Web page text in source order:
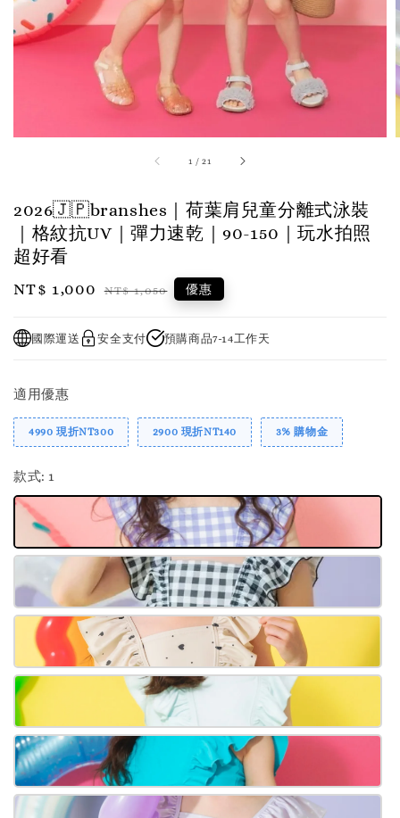
1 /21
2026🇯🇵branshes｜荷葉肩兒童分離式泳裝
｜格紋抗UV｜彈力速乾｜90-150｜玩水拍照
超好看
Sale
NT$ 1,000 Regular
NT$ 1,050 優惠
國際運送 安全支付 預購商品7-14工作天
適用優惠
4990 現折NT300 2900 現折NT140 3% 購物金
款式: 1